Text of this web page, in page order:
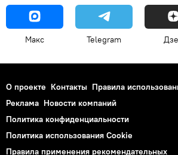
Макс Telegram
О проекте Контакты Правила
Реклама Новости компаний
Политика конфиденциальности
Политика использования Cookie
Правила применения рекомендательных